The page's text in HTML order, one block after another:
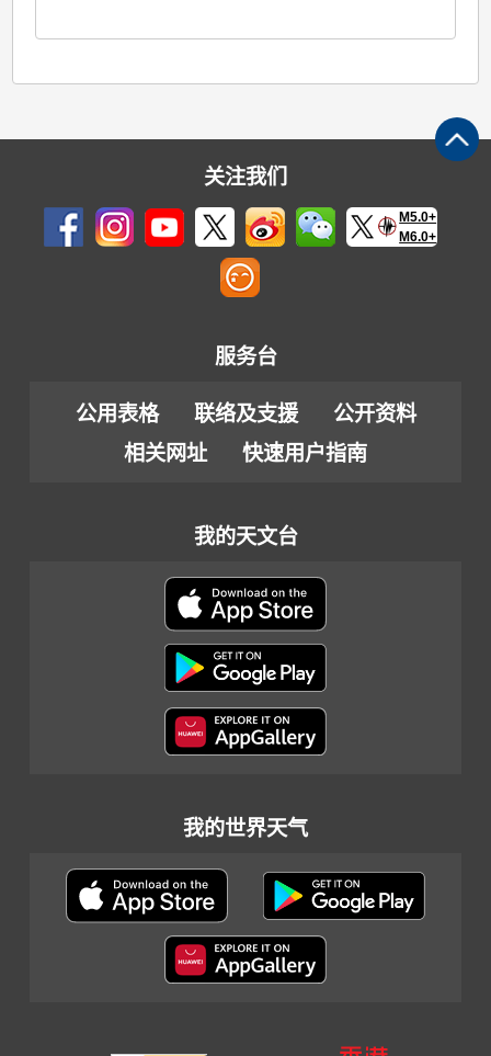
关注我们
M5.0+
M6.0+
服务台
公用表格 联络及支援
公开资料
相关网址
快速用户指南
我的天文台
我的世界天气